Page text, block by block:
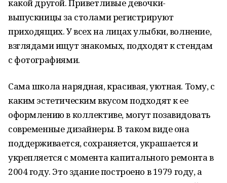
какой другой. Приветливые девочки-
выпускницы за столами регистрируют
приходящих. У всех на лицах улыбки, волнение,
взглядами ищут знакомых, подходят к стендам
с фотографиями.
Сама школа нарядная, красивая, уютная. Тому, с
каким эстетическим вкусом подходят к ее
оформлению в коллективе, могут позавидовать
современные дизайнеры. В таком виде она
поддерживается, сохраняется, украшается и
укрепляется с момента капитального ремонта в
2004 году. Это здание построено в 1979 году, а